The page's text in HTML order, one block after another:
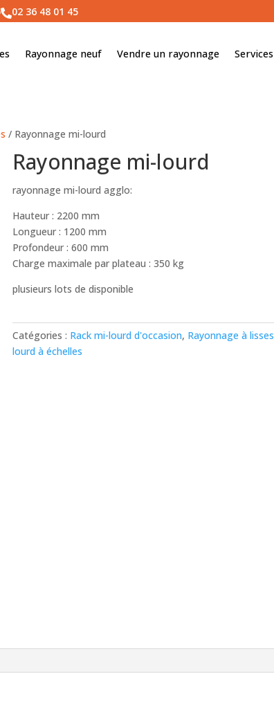
02 36 48 01 45
Rayonnage neuf Vendre un rayonnage Services
/ Rayonnage mi-lourd
Rayonnage mi-lourd
rayonnage mi-lourd agglo:
Hauteur : 2200 mm
Longueur : 1200 mm
Profondeur : 600 mm
Charge maximale par plateau : 350 kg
plusieurs lots de disponible
Catégories : Rack mi-lourd d'occasion, Rayonnage à lisses
lourd à échelles